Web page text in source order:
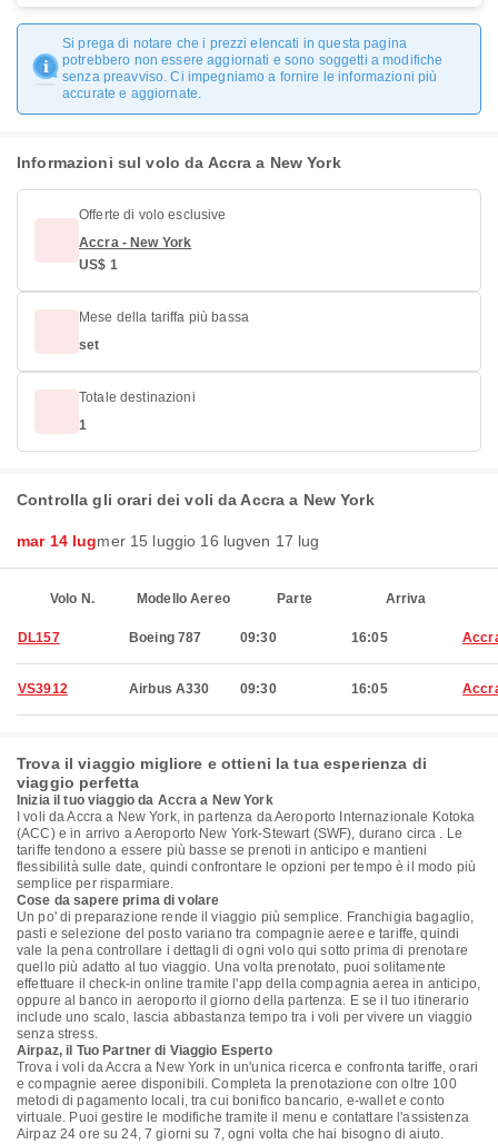
Si prega di notare che i prezzi elencati in questa pagina
potrebbero non essere aggiornati e sono soggetti a modifiche
senza preavviso. Ci impegniamo a fornire le informazioni più
accurate e aggiornate.
Informazioni sul volo da Accra a New York
Offerte di volo esclusive
Accra - New York
US$ 1
Mese della tariffa più bassa
set
Totale destinazioni
1
Controlla gli orari dei voli da Accra a New York
mar 14 lugmer 15 luggio 16 lugven 17 lug
Volo N. Modello Aereo Parte Arriva
DL157 Boeing 787 09:30 16:05
VS3912 Airbus A330 09:30 16:05
Trova il viaggio migliore e ottieni la tua esperienza di
viaggio perfetta
Inizia il tuo viaggio da Accra a New York
I voli da Accra a New York, in partenza da Aeroporto Internazionale Kotoka
(ACC) e in arrivo a Aeroporto New York-Stewart (SWF), durano circa . Le
tariffe tendono a essere più basse se prenoti in anticipo e mantieni
flessibilità sulle date, quindi confrontare le opzioni per tempo è il modo più
semplice per risparmiare.
Cose da sapere prima di volare
Un po' di preparazione rende il viaggio più semplice. Franchigia bagaglio,
pasti e selezione del posto variano tra compagnie aeree e tariffe, quindi
vale la pena controllare i dettagli di ogni volo qui sotto prima di prenotare
quello più adatto al tuo viaggio. Una volta prenotato, puoi solitamente
effettuare il check-in online tramite l'app della compagnia aerea in anticipo,
oppure al banco in aeroporto il giorno della partenza. E se il tuo itinerario
include uno scalo, lascia abbastanza tempo tra i voli per vivere un viaggio
senza stress.
Airpaz, il Tuo Partner di Viaggio Esperto
Trova i voli da Accra a New York in un'unica ricerca e confronta tariffe, orari
e compagnie aeree disponibili. Completa la prenotazione con oltre 100
metodi di pagamento locali, tra cui bonifico bancario, e-wallet e conto
virtuale. Puoi gestire le modifiche tramite il menu e contattare l'assistenza
Airpaz 24 ore su 24, 7 giorni su 7, ogni volta che hai bisogno di aiuto.